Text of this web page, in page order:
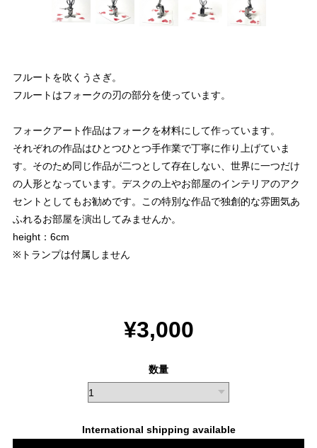
フルートを吹くうさぎ。
フルートはフォークの刃の部分を使っています。
フォークアート作品はフォークを材料にして作っています。
それぞれの作品はひとつひとつ手作業で丁寧に作り上げていま
す。そのため同じ作品が二つとして存在しない、世界に一つだけ
の人形となっています。デスクの上やお部屋のインテリアのアク
セントとしてもお勧めです。この特別な作品で独創的な雰囲気あ
ふれるお部屋を演出してみませんか。
height：6cm
※トランプは付属しません
¥3,000
数量
International shipping available